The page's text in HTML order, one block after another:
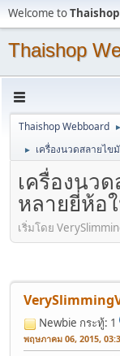
Welcome to
Thaishop
Thaishop Webboard ►
► เครื่องนวดสลายไ
เครื่องนว
หลายยี่ห้อ
เริ่มโดย
Newbie กระทู้: 1
พฤษภาคม 06, 2015,